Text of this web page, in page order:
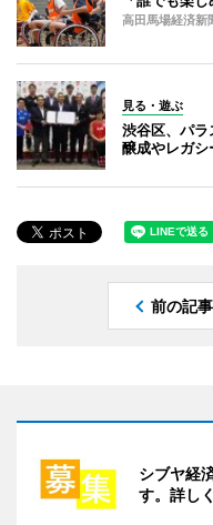
高田馬場経済新
見る・遊ぶ
渋谷区、パ
醸成やレガシ
前の記事
シブヤ経
す。詳し